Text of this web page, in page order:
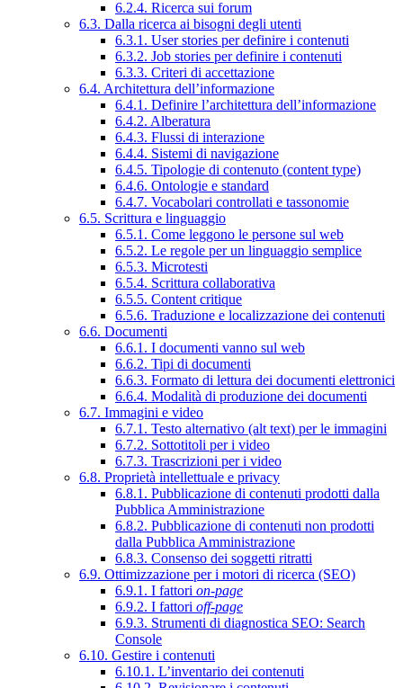
6.2.4. Ricerca sui forum
6.3. Dalla ricerca ai bisogni degli utenti
6.3.1. User stories per definire i contenuti
6.3.2. Job stories per definire i contenuti
6.3.3. Criteri di accettazione
6.4. Architettura dell’informazione
6.4.1. Definire l’architettura dell’informazione
6.4.2. Alberatura
6.4.3. Flussi di interazione
6.4.4. Sistemi di navigazione
6.4.5. Tipologie di contenuto (content type)
6.4.6. Ontologie e standard
6.4.7. Vocabolari controllati e tassonomie
6.5. Scrittura e linguaggio
6.5.1. Come leggono le persone sul web
6.5.2. Le regole per un linguaggio semplice
6.5.3. Microtesti
6.5.4. Scrittura collaborativa
6.5.5. Content critique
6.5.6. Traduzione e localizzazione dei contenuti
6.6. Documenti
6.6.1. I documenti vanno sul web
6.6.2. Tipi di documenti
6.6.3. Formato di lettura dei documenti elettronici
6.6.4. Modalità di produzione dei documenti
6.7. Immagini e video
6.7.1. Testo alternativo (alt text) per le immagini
6.7.2. Sottotitoli per i video
6.7.3. Trascrizioni per i video
6.8. Proprietà intellettuale e privacy
6.8.1. Pubblicazione di contenuti prodotti dalla
Pubblica Amministrazione
6.8.2. Pubblicazione di contenuti non prodotti
dalla Pubblica Amministrazione
6.8.3. Consenso dei soggetti ritratti
6.9. Ottimizzazione per i motori di ricerca (SEO)
6.9.1. I fattori on-page
6.9.2. I fattori off-page
6.9.3. Strumenti di diagnostica SEO: Search
Console
6.10. Gestire i contenuti
6.10.1. L’inventario dei contenuti